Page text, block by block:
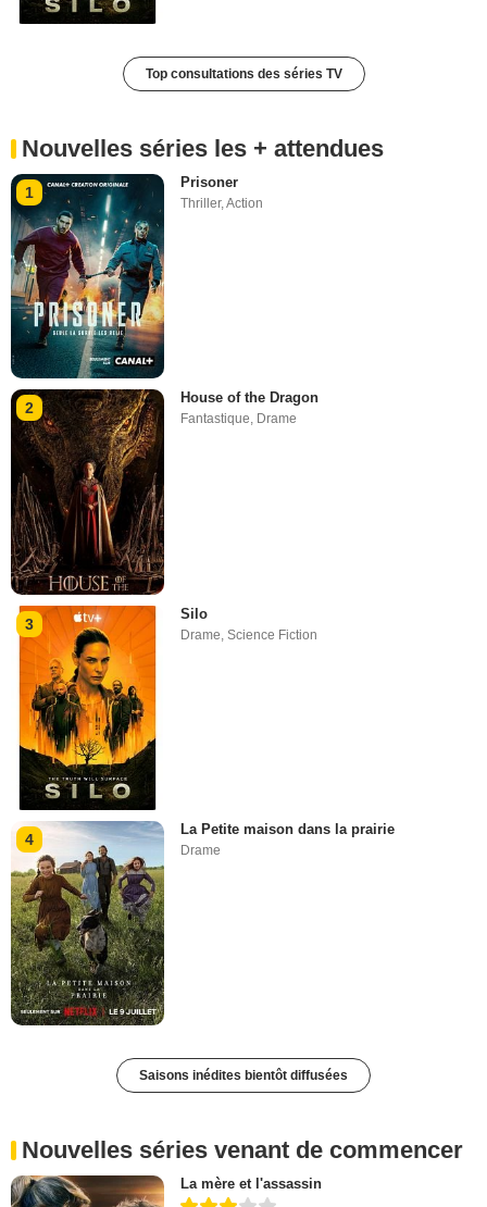
Top consultations des séries TV
Nouvelles séries les + attendues
1
Prisoner
Thriller,Action
2
House of the Dragon
Fantastique, Drame
3
Silo
Drame ,Science Fiction
4
La Petite maison dans la prairie
Drame
Saisons inédites bientôt diffusées
Nouvelles séries venant de commencer
La mère et l'assassin